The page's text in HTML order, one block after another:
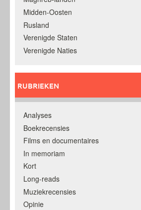
Midden-Oosten
Rusland
Verenigde Staten
Verenigde Naties
RUBRIEKEN
Analyses
Boekrecensies
Films en documentaires
In memoriam
Kort
Long-reads
Muziekrecensies
Opinie